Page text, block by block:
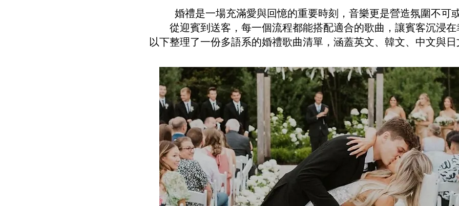
婚禮是一場充滿愛與回憶的重要時刻，音樂更是營造氛圍不可
從迎賓到送客，每一個流程都能搭配適合的歌曲，讓賓客沉浸在
以下整理了一份多語系的婚禮歌曲清單，涵蓋英文、韓文、中文與日